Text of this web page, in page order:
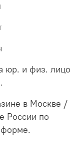
юр. и физ. лицо
в Москве /
России по